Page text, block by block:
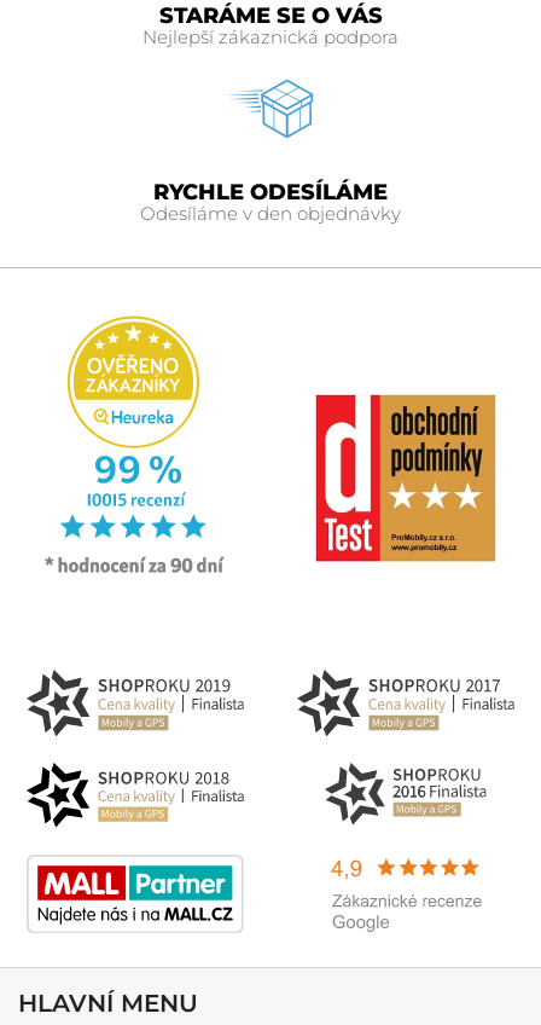
STARÁME SE O VÁS
Nejlepší zákaznická podpora
RYCHLE ODESÍLÁME
Odesíláme v den objednávky
HLAVNÍ MENU